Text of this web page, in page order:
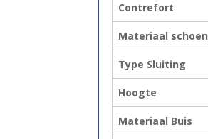
Contrefort
Materiaal schoen
Type Sluiting
Hoogte
Materiaal Buis